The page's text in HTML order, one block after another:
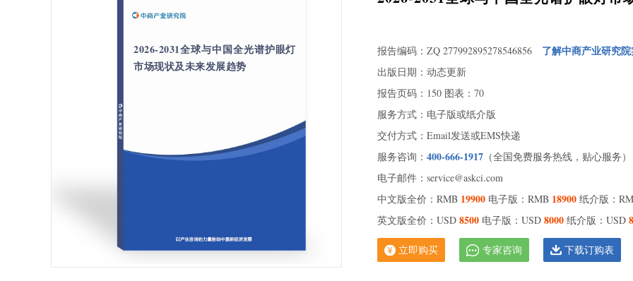
2026-2031全球与中国全光谱护眼灯
市场现状及未来发展趋势
报告编码：ZQ 277992895278546856 了解中商产业研究
出版日期：动态更新
报告页码：150 图表：70
服务方式：电子版或纸介版
交付方式：Email发送或EMS快递
服务咨询： 400-666-1917 （全国免费服务热线，贴心服务）
电子邮件：service@askci.com
中文版全价：RMB 19900 电子版：RMB 18900 纸介版：
英文版全价：USD 8500 电子版：USD 8000 纸介版：USD
立即购买 专家咨询 下载订购表
1 全光
2 全
2.2